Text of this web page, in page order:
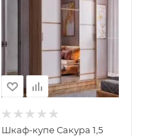
Шкаф-купе Сакура 1,5